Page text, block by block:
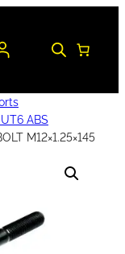
ABS
M12×1.25×145